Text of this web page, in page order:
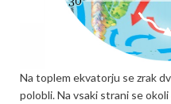
Na toplem ekvatorju se zrak
polobli. Na vsaki strani se